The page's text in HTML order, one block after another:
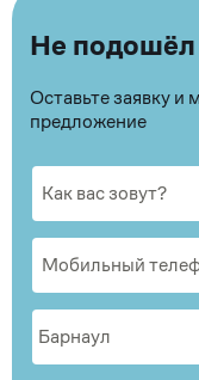
Не подошёл
Оставьте заявку
предложение